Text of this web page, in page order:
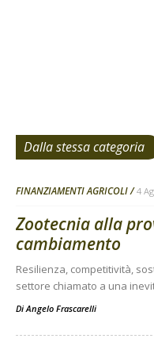
Dalla stessa categoria
FINANZIAMENTI AGRICOLI 4
Zootecnia alla
cambiamento
Resilienza, competitività,
settore chiamato a una
Di Angelo Frascarelli